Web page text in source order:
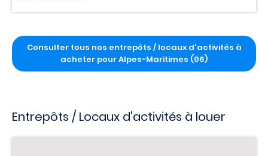
Consulter tous nos entrepôts / locaux d'activités à
acheter pour Alpes-Maritimes (06)
Entrepôts / Locaux d'activités à louer